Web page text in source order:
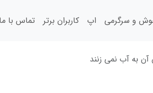
و سرگرمی اپ کاربران برتر تماس با ما
آن به آب نمی زنند